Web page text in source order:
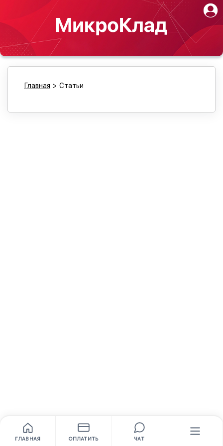
ГЛАВНАЯ ОПЛАТИТЬ ЧАТ
Главная > Статьи